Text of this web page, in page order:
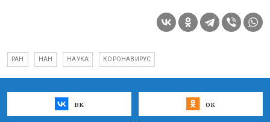
РАН НАН НАУКА КОРОНАВИРУС
вк ок